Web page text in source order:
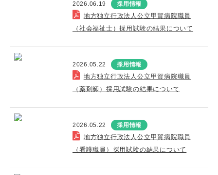
2026.06.19 採用情報
地方独立行政法人公立甲賀病院職員
（社会福祉士）採用試験の結果について
2026.05.22 採用情報
地方独立行政法人公立甲賀病院職員
（薬剤師）採用試験の結果について
2026.05.22 採用情報
地方独立行政法人公立甲賀病院職員
（看護職員）採用試験の結果について